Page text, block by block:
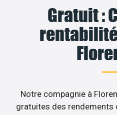
Gratuit :
Notre compagnie à
gratuites des rendements